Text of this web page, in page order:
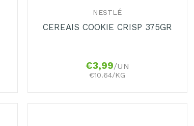
NESTLÉ
CEREAIS COOKIE CRISP 375GR
€3,99/UN
€10.64/KG